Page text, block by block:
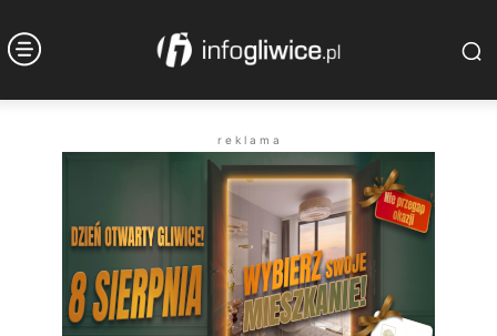
r e k l a m a